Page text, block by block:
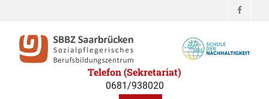
SBBZ
SAARBRÜCKEN
Sozialpflegerisches Berufsbildungszentrum
Telefon (Sekretariat)
0681/938020